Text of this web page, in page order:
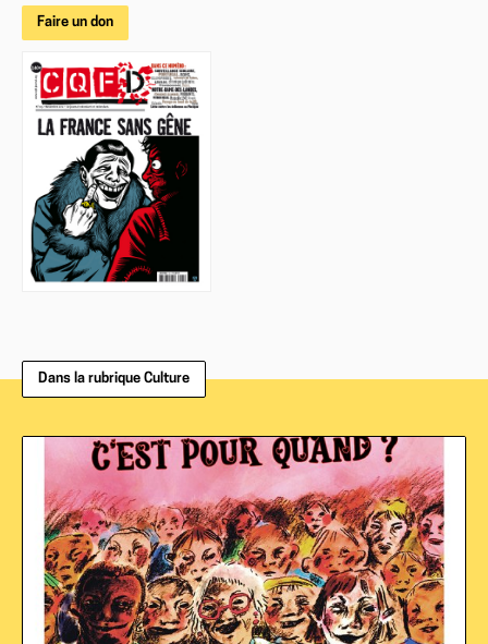
Faire un don
Dans la rubrique Culture